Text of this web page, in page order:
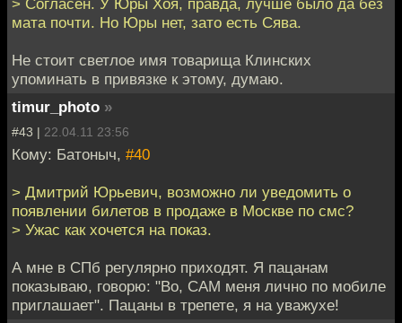
> Согласен. У Юры Хоя, правда, лучше было да без
мата почти. Но Юры нет, зато есть Сява.
Не стоит светлое имя товарища Клинских
упоминать в привязке к этому, думаю.
timur_photo »
#43 | 22.04.11 23:56
Кому: Батоныч, #40
> Дмитрий Юрьевич, возможно ли уведомить о
появлении билетов в продаже в Москве по смс?
> Ужас как хочется на показ.
А мне в СПб регулярно приходят. Я пацанам
показываю, говорю: "Во, САМ меня лично по мобиле
приглашает". Пацаны в трепете, я на уважухе!